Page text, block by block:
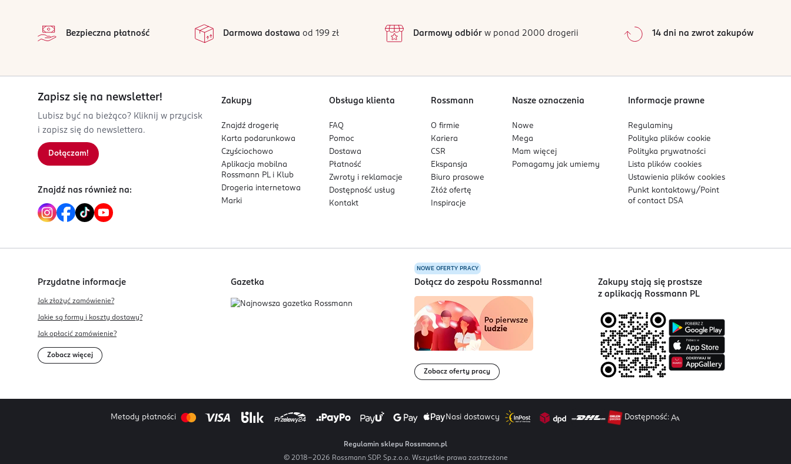
Bezpieczna płatność Darmowa dostawa od 199 zł Darmowy odbiórw ponad 2000 drogerii 14 dni na zwrot zakupów
Zapisz się na newsletter!
Lubisz być na bieżąco? Kliknij w przycisk
i zapisz się do newslettera.
Dołączam!
Znajdź nas również na:
Zakupy
Znajdź drogerię
Karta podarunkowa
Czyściochowo
Aplikacja mobilna
Rossmann PL i Klub
Drogeria internetowa
Marki
Obsługa klienta
FAQ
Pomoc
Dostawa
Płatność
Zwroty i reklamacje
Dostępność usług
Kontakt
Rossmann
O firmie
Kariera
CSR
Ekspansja
Biuro prasowe
Złóż ofertę
Inspiracje
Nasze oznaczenia
Nowe
Mega
Mam więcej
Pomagamy jak umiemy
Informacje prawne
Regulaminy
Polityka plikówcookie
Polityka prywatności
Lista plikówcookies
Ustawienia plikówcookies
Punkt kontaktowy/ Point
of contact DSA
Przydatne informacje
Jak złożyć zamówienie?
Jakie są formy i koszty dostawy?
Jak opłacić zamówienie?
Zobacz więcej
Gazetka
NOWE OFERTY PRACY
Dołącz do zespołu Rossmanna!
Zobacz oferty pracy
Zakupy stają się prostsze
z aplikacją Rossmann PL
Metody płatności Nasi dostawcy Dostępność:
Regulamin sklepu Rossmann.pl
© 2018-2026 Rossmann SDP. Sp.z.o.o. Wszystkie prawa zastrzeżone